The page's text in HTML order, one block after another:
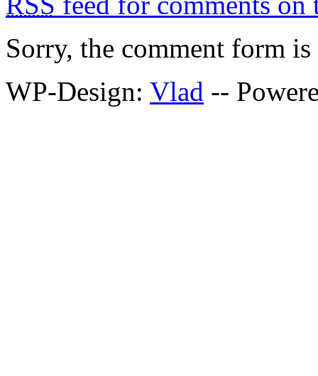
Sorry, the comment form
WP-Design: Vlad --